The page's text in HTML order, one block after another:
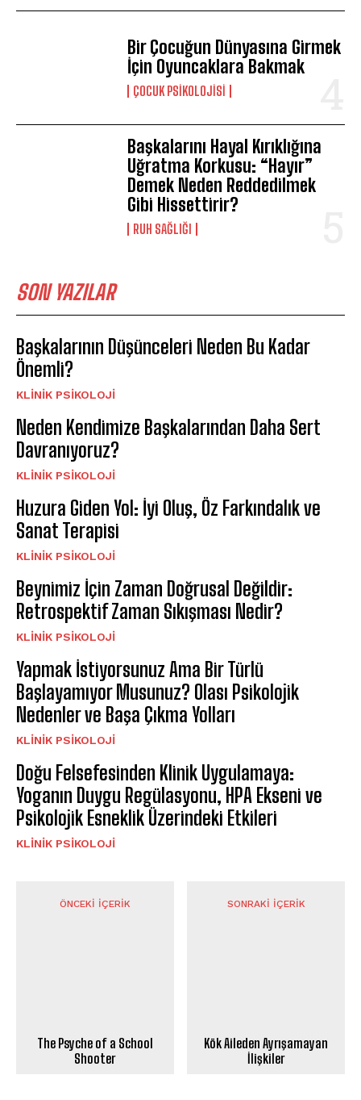
Bir Çocuğun Dünyasına Girmek
İçin Oyuncaklara Bakmak
ÇOCUK PSIKOLOJISI
Başkalarını Hayal Kırıklığına
Uğratma Korkusu: “Hayır”
Demek Neden Reddedilmek
Gibi Hissettirir?
⁠RUH SAĞLIĞI
SON YAZILAR
Başkalarının Düşünceleri Neden Bu Kadar
Önemli?
KLINIK PSIKOLOJI
Neden Kendimize Başkalarından Daha Sert
Davranıyoruz?
KLINIK PSIKOLOJI
Huzura Giden Yol: İyi Oluş, Öz Farkındalık ve
Sanat Terapisi
KLINIK PSIKOLOJI
Beynimiz İçin Zaman Doğrusal Değildir:
Retrospektif Zaman Sıkışması Nedir?
KLINIK PSIKOLOJI
Yapmak İstiyorsunuz Ama Bir Türlü
Başlayamıyor Musunuz? Olası Psikolojik
Nedenler ve Başa Çıkma Yolları
KLINIK PSIKOLOJI
Doğu Felsefesinden Klinik Uygulamaya:
Yoganın Duygu Regülasyonu, HPA Ekseni ve
Psikolojik Esneklik Üzerindeki Etkileri
KLINIK PSIKOLOJI
ÖNCEKI İÇERIK
The Psyche of a School
Shooter
SONRAKI İÇERIK
Kök Aileden Ayrışamayan
İlişkiler